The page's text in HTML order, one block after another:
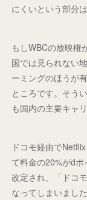
にくいという部分
もしWBCの放映権
国では見られない
ーミングのほうが
ところです。そう
も国内の主要キャ
ドコモ経由で
て料金の20%がd
改定され、「ドコ
なってしまいまし